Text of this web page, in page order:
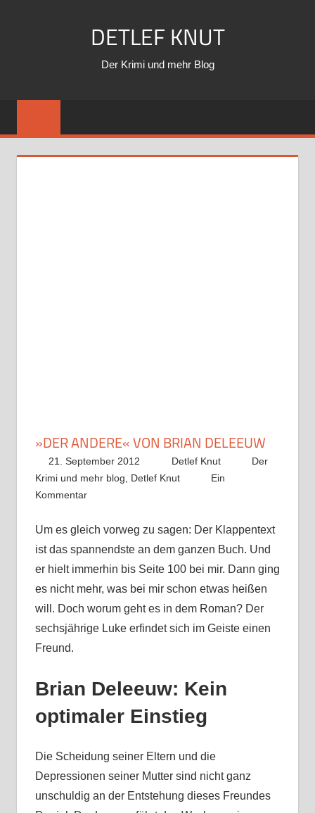
DETLEF KNUT
Der Krimi und mehr Blog
»DER ANDERE« VON BRIAN DELEEUW
21. September 2012 Detlef Knut
Der
Krimi und mehr blog, Detlef Knut
Ein
Kommentar
Um es gleich vorweg zu sagen: Der Klappentext
ist das spannendste an dem ganzen Buch. Und
er hielt immerhin bis Seite 100 bei mir. Dann ging
es nicht mehr, was bei mir schon etwas heißen
will. Doch worum geht es in dem Roman? Der
sechsjährige Luke erfindet sich im Geiste einen
Freund.
Brian Deleeuw: Kein
optimaler Einstieg
Die Scheidung seiner Eltern und die
Depressionen seiner Mutter sind nicht ganz
unschuldig an der Entstehung dieses Freundes